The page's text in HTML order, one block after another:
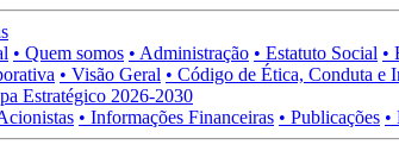
• Quem somos • Administração • Estatuto Social •
• Visão Geral • Código de Ética, Conduta e
Estratégico 2026-2030
• Informações Financeiras • Publicações •